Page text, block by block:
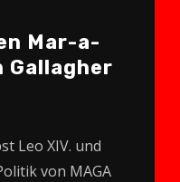
Mar-a-
Gallagher
Leo XIV. und
von MAGA